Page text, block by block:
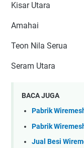
Kisar Utara
Amahai
Teon Nila Serua
Seram Utara
BACA JUGA
Pabrik
Pabrik
Jual Besi